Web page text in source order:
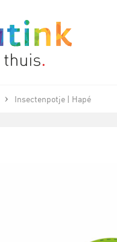
Insectenpotje | Hapé